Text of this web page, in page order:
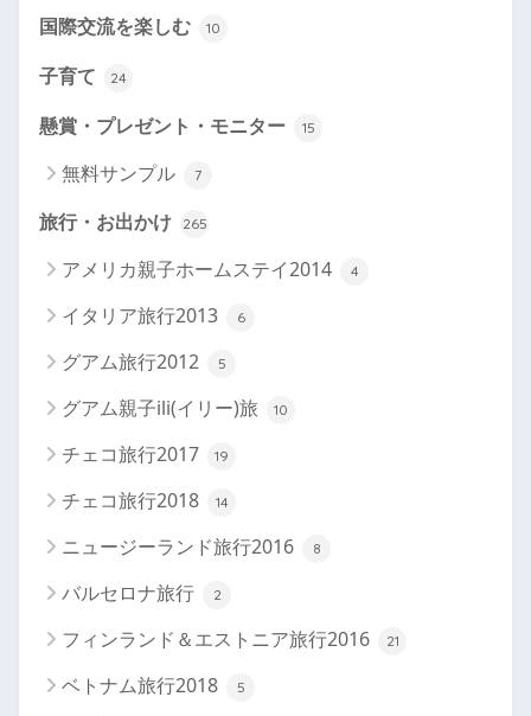
国際交流を楽しむ 10
子育て 24
懸賞・プレゼント・モニター 15
無料サンプル 7
旅行・お出かけ 265
アメリカ親子ホームステイ2014 4
イタリア旅行2013 6
グアム旅行2012 5
グアム親子ili(イリー)旅 10
チェコ旅行2017 19
チェコ旅行2018 14
ニュージーランド旅行2016 8
バルセロナ旅行 2
フィンランド＆エストニア旅行2016 21
ベトナム旅行2018 5